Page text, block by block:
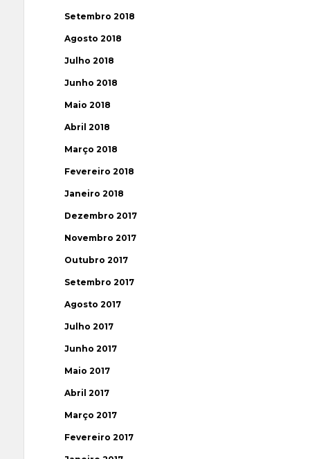
Setembro 2018
Agosto 2018
Julho 2018
Junho 2018
Maio 2018
Abril 2018
Março 2018
Fevereiro 2018
Janeiro 2018
Dezembro 2017
Novembro 2017
Outubro 2017
Setembro 2017
Agosto 2017
Julho 2017
Junho 2017
Maio 2017
Abril 2017
Março 2017
Fevereiro 2017